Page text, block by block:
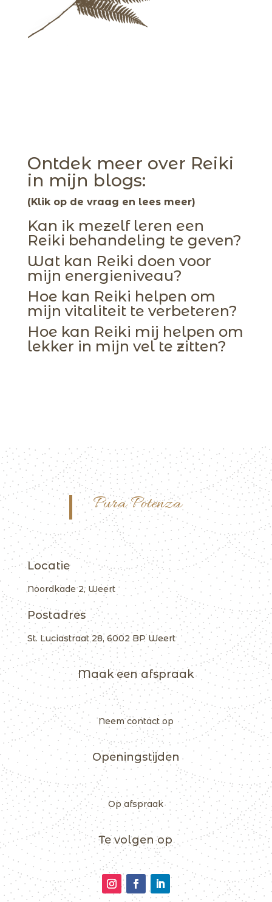
Ontdek meer over Reiki
in mijn blogs:
(Klik op de vraag en lees meer)
Kan ik mezelf leren een
Reiki behandeling te geven?
Wat kan Reiki doen voor
mijn energieniveau?
Hoe kan Reiki helpen om
mijn vitaliteit te verbeteren?
Hoe kan Reiki mij helpen om
lekker in mijn vel te zitten?
Pura Potenza
Locatie
Noordkade 2, Weert
Postadres
St. Luciastraat 28, 6002 BP Weert
Maak een afspraak
Neem contact op
Openingstijden
Op afspraak
Te volgen op